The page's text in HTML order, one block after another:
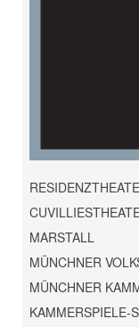
MARSTALL
MÜNCHNER
MÜNCHNER
KAMMERSPIELE-